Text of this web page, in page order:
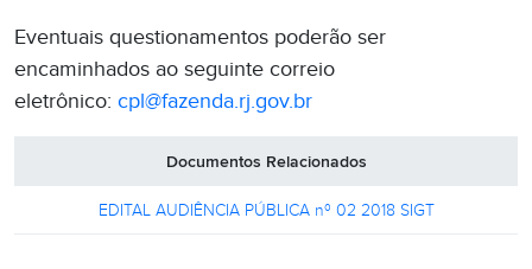
Eventuais questionamentos poderão ser
encaminhados ao seguinte correio
eletrônico: cpl@fazenda.rj.gov.br
Documentos Relacionados
EDITAL AUDIÊNCIA PÚBLICA nº 02 2018 SIGT